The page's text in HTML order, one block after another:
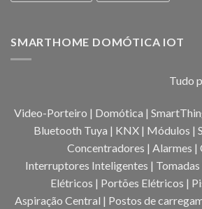
SMARTHOME DOMÓTICA IOT
Tudo
Video-Porteiro | Domótica |
Bluetooth Tuya | KNX | Módulos |
Concentradores | Alarmes |
Interruptores Inteligentes |
Elétricos | Portões Elétricos |
Aspiração Central | Postos de